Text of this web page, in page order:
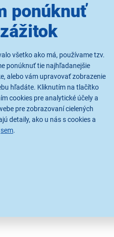
ponúknuť
všetko ako má, používame tzv.
ponúknuť tie najhľadanejšie
alebo vám upravovať zobrazenie
hľadáte. Kliknutím na tlačítko
cookies pre analytické účely a
pre zobrazovaní cielených
detaily, ako u nás s cookies a
sem.
Príslušenstvo
T
rozložiteľný štvorcovýstolík
s
je možné
odoláva aj nepriazni